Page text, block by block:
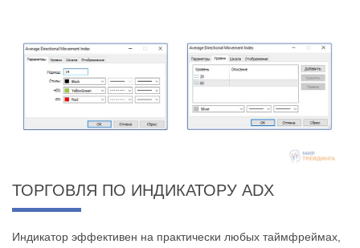
ТОРГОВЛЯ ПО ИНДИКАТОРУ ADX
Индикатор эффективен на практически любых таймфреймах,